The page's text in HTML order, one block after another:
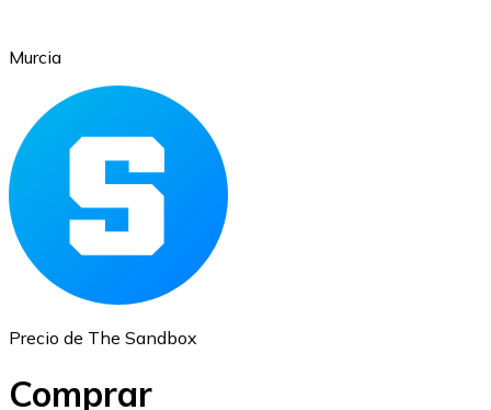
Ethereum
ETH
Murcia
Precio de The Sandbox
Comprar